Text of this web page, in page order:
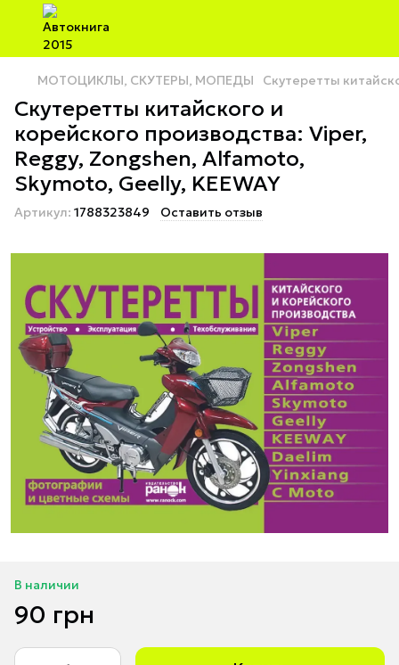
МОТОЦИКЛЫ, СКУТЕРЫ, МОПЕДЫ Скутеретты
Скутеретты китайского и
корейского производства: Viper,
Reggy, Zongshen, Alfamoto,
Skymoto, Geelly, KEEWAY
Артикул: 1788323849 Оставить отзыв
В наличии
90 грн